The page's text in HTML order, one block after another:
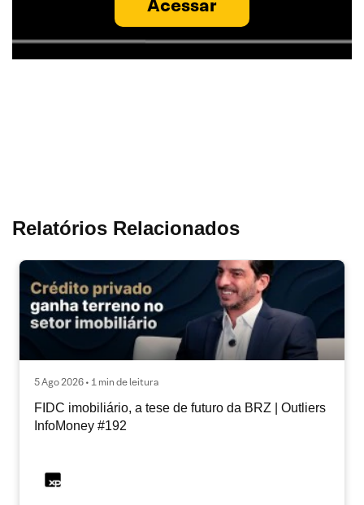
Acessar
Relatórios Relacionados
5 Ago 2026 • 1 min de leitura
FIDC imobiliário, a tese de futuro da BRZ | Outliers
InfoMoney #192